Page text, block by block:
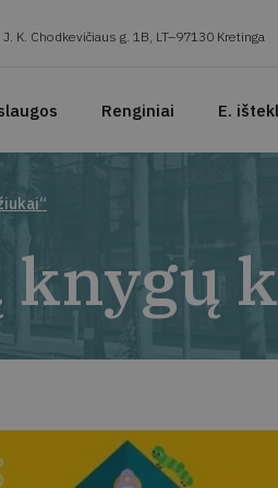
J. K. Chodkevičiaus g. 1B, LT–97130 Kretinga
Renginiai E.